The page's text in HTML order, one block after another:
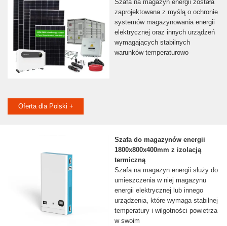
Szafa na magazyn energii została
zaprojektowana z myślą o ochronie
systemów magazynowania energii
elektrycznej oraz innych urządzeń
wymagających stabilnych
warunków temperaturowo
Oferta dla Polski +
Szafa do magazynów energii
1800x800x400mm z izolacją
termiczną
Szafa na magazyn energii służy do
umieszczenia w niej magazynu
energii elektrycznej lub innego
urządzenia, które wymaga stabilnej
temperatury i wilgotności powietrza
w swoim